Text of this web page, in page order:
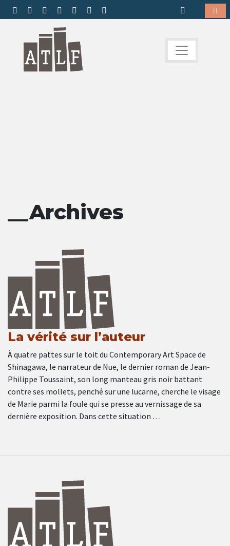
__Archives
La vérité sur l’auteur
À quatre pattes sur le toit du Contemporary Art Space de
Shinagawa, le narrateur de Nue, le dernier roman de Jean-
Philippe Toussaint, son long manteau gris noir battant
contre ses mollets, penché sur une lucarne, cherche le visage
de Marie parmi la foule qui se presse au vernissage de sa
dernière exposition. Dans cette situation …